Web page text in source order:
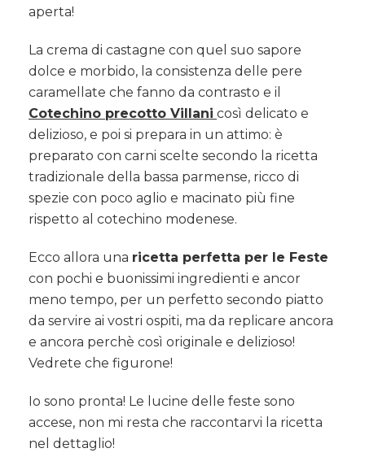
aperta!
La crema di castagne con quel suo sapore
dolce e morbido, la consistenza delle pere
caramellate che fanno da contrasto e il
Cotechino precotto Villani così delicato e
delizioso, e poi si prepara in un attimo: è
preparato con carni scelte secondo la ricetta
tradizionale della bassa parmense, ricco di
spezie con poco aglio e macinato più fine
rispetto al cotechino modenese.
Ecco allora una ricetta perfetta per le Feste
con pochi e buonissimi ingredienti e ancor
meno tempo, per un perfetto secondo piatto
da servire ai vostri ospiti, ma da replicare ancora
e ancora perchè così originale e delizioso!
Vedrete che figurone!
Io sono pronta! Le lucine delle feste sono
accese, non mi resta che raccontarvi la ricetta
nel dettaglio!